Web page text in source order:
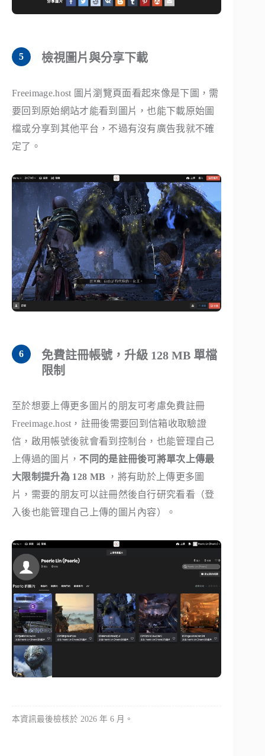
檢視圖片與分享下載
Freeimage.host 圖片瀏覽頁面看起來像是下圖，需
要回到原始網站才能看到圖片，也能下載原始圖
檔或分享到其他平台，不過有沒有廣告我就不確
定了。
免費註冊帳號，升級 128 MB 單檔
限制
至於想要上傳更多圖片的朋友可考慮免費註冊
Freeimage.host，註冊後需要回到信箱收取驗證
信，啟用帳號後就會看到控制台，也能管理自己
上傳過的圖片， 不同的是註冊後可將單次上傳最
大限制提升為 128 MB ，將有助於上傳更多圖
片，需要的朋友可以註冊然後自行研究看看（登
入後也能管理自己上傳的圖片內容）。
本資訊最後檢核於 2026 年 6 月。